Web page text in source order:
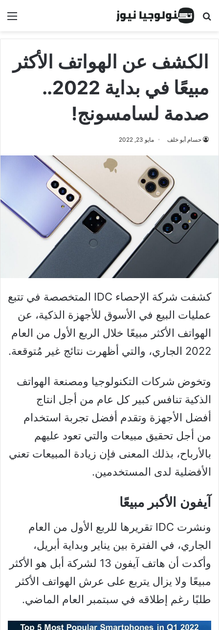
البحث عن
الكشف عن الهواتف الأكثر
مبيعًا في بداية 2022..
صدمة لسامسونج!
حسام أبو خلف مايو 23, 2022
كشفت شركة الإحصاء IDC المتخصصة في تتبع
عمليات البيع في الأسوق للأجهزة الذكية، عن
الهواتف الأكثر مبيعًا خلال الربع الأول من العام
2022 الجاري، والتي أظهرت نتائج غير مُتوقعة.
وتخوض شركات التكنولوجيا ومصنعة الهواتف
الذكية تنافس كبير كل عام من أجل انتاج
أفضل الأجهزة وتقدم أفضل تجربة استخدام
من أجل تحقيق مبيعات والتي تعود عليهم
بالأرباح، بذلك المعنى فإن زيادة المبيعات تعني
الأفضلية لدى المستخدمين.
آيفون الأكبر مبيعًا
ونشرت IDC تقريرها للربع الأول من العام
الجاري، في الفترة بين يناير وبداية أبريل،
وأكدت أن هاتف آيفون 13 لشركة أبل هو الأكثر
مبيعًا ولا يزال يتربع على عرش الهواتف الأكثر
طلبًا رغم إطلاقه في سبتمبر العام الماضي.